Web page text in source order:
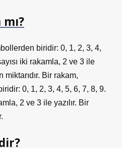
biridir: 0, 1, 2, 3, 4,
iki rakamla, 2 ve 3 ile
miktarıdır. Bir rakam,
0, 1, 2, 3, 4, 5, 6, 7, 8, 9.
2 ve 3 ile yazılır. Bir